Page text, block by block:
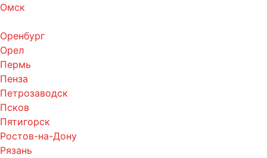
Омск
Оренбург
Орел
Пермь
Пенза
Петрозаводск
Псков
Пятигорск
Ростов-на-Дону
Рязань